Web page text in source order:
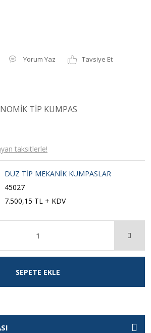
Yorum Yaz
Tavsiye Et
TİP KUMPAS
taksitlerle!
DÜZ TİP MEKANİK KUMPASLAR
45027
7.500,15 TL + KDV
SEPETE EKLE